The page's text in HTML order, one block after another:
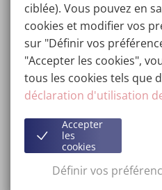
La correction des
différentes manières. Par
peut se faire
paupières supérieures ou
inférieures. Une
paupières avec élimination
également possible.
différents types de
trouvent sur la page
paupières.
Lifting des sourcils
La Wellness Kliniek
chirurgicales et deux
de lifting des sourcils. En
choisie. Outre les objectifs
procédure peut
les maux de tête. Pour en
page consacrée au
Lifting combiné des
également possible de
sourcils et le lifting des
questions et les options
Avantages de
ciblée). Vous pouvez en
cookies et modifier vos
sur "Définir vos
"Accepter les cookies",
tous les cookies tels que
déclaration d'utilisation
Accepter
les
cookies
Définir vos